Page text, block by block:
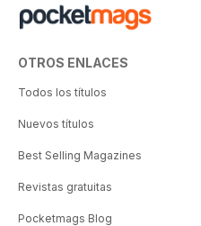
OTROS ENLACES
Todos los títulos
Nuevos títulos
Best Selling Magazines
Revistas gratuitas
Pocketmags Blog